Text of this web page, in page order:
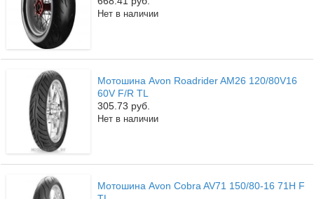
Нет в наличии
Мотошина Avon Roadrider AM26 120/80V16
60V F/R TL
305.73 руб.
Нет в наличии
Мотошина Avon Cobra AV71 150/80-16 71H F